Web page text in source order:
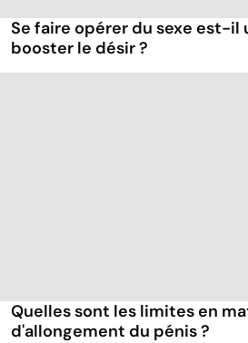
Se faire opérer du sexe est-il
booster le désir ?
Quelles sont les limites en
d'allongement du pénis ?